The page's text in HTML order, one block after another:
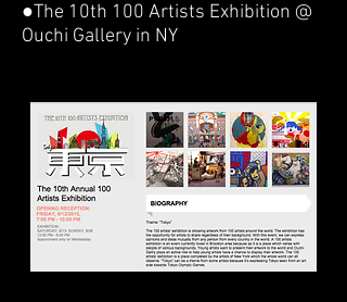
●The 10th 100 Artists Exhibition @
Ouchi Gallery in NY